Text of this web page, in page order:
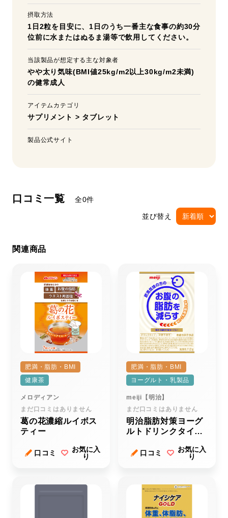
摂取方法
1日2粒を目安に、1日のうち一番主な食事の約30分
位前に水またはぬるま湯等で飲用してください。
当該製品が想定する主な対象者
やや太り気味(BMI値25kg/m2以上30kg/m2未満)
の健常成人
アイテムカテゴリ
サプリメント > タブレット
製品公式サイト
口コミ一覧 全0件
並び替え
関連商品
肥満・脂肪・BMI
健康茶
メロディアン
まだ口コミはありません
葛の花濃縮ルイボス
ティー
口コミ
お気に入
り
肥満・脂肪・BMI
ヨーグルト・乳製品
meiji【明治】
まだ口コミはありません
明治脂肪対策ヨーグ
ルトドリンクタイプ
口コミ
お気に入
り